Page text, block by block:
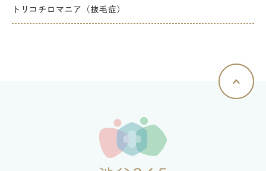
トリコチロマニア（抜毛症）